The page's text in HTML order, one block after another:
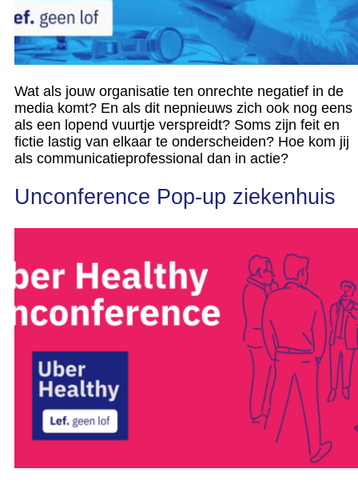
Wat als jouw organisatie ten onrechte negatief in de
media komt? En als dit nepnieuws zich ook nog eens
als een lopend vuurtje verspreidt? Soms zijn feit en
fictie lastig van elkaar te onderscheiden? Hoe kom jij
als communicatieprofessional dan in actie?
Unconference Pop-up ziekenhuis